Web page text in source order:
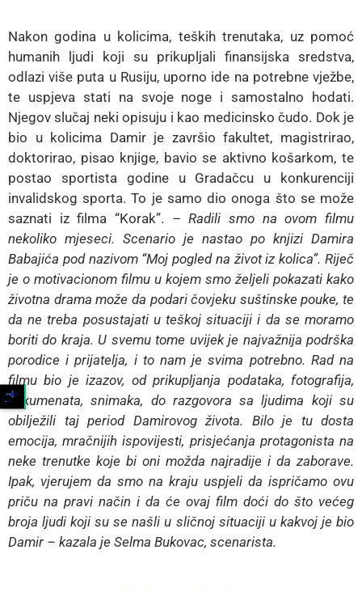
Nakon godina u kolicima, teških trenutaka, uz pomoć
humanih ljudi koji su prikupljali finansijska sredstva,
odlazi više puta u Rusiju, uporno ide na potrebne vježbe,
te uspjeva stati na svoje noge i samostalno hodati.
Njegov slučaj neki opisuju i kao medicinsko čudo. Dok je
bio u kolicima Damir je završio fakultet, magistrirao,
doktorirao, pisao knjige, bavio se aktivno košarkom, te
postao sportista godine u Gradačcu u konkurenciji
invalidskog sporta. To je samo dio onoga što se može
saznati iz filma “Korak”. –Radili smo na ovom filmu
nekoliko mjeseci. Scenario je nastao po knjizi Damira
Babajića pod nazivom “Moj pogled na život iz kolica”. Riječ
je o motivacionom filmu u kojem smo željeli pokazati kako
životna drama može da podari čovjeku suštinske pouke, te
da ne treba posustajati u teškoj situaciji i da se moramo
boriti do kraja. U svemu tome uvijek je najvažnija podrška
porodice i prijatelja, i to nam je svima potrebno. Rad na
filmu bio je izazov, od prikupljanja podataka, fotografija,
dokumenata, snimaka, do razgovora sa ljudima koji su
obilježili taj period Damirovog života. Bilo je tu dosta
emocija, mračnijih ispovijesti, prisjećanja protagonista na
neke trenutke koje bi oni možda najradije i da zaborave.
Ipak, vjerujem da smo na kraju uspjeli da ispričamo ovu
priču na pravi način i da će ovaj film doći do što većeg
broja ljudi koji su se našli u sličnoj situaciji u kakvoj je bio
Damir – kazala je Selma Bukovac, scenarista.